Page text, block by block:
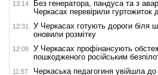
13:14
Без генератора, пандуса та з
Черкасах перевірили гуртожиток
12:31
У Черкасах готують дороги біля
оновили розмітку
12:08
У Черкасах профінансують
пошкодженого російським
11:57
Черкаська педагогиня увійшла